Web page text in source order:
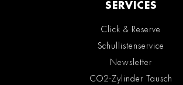
SERVICES
Click & Reserve
Schullistenservice
Newsletter
CO2-Zylinder Tausch